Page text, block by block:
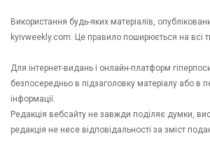
Використання будь-яких матеріалів,
kyivweekly.com. Це правило поширюється на всі
Для інтернет-видань і онлайн-платформ
безпосередньо в підзаголовку матеріалу або в
інформації.
Редакція вебсайту не завжди поділяє думки,
редакція не несе відповідальності за зміст